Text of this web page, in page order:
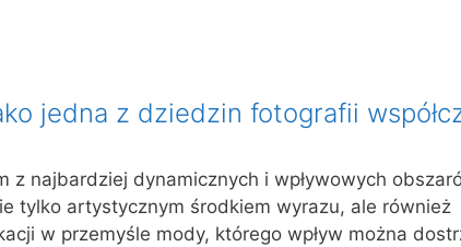
jedna z dziedzin fotografii
z najbardziej dynamicznych i wpływowych
tylko artystycznym środkiem wyrazu, ale również
w przemyśle mody, którego wpływ można